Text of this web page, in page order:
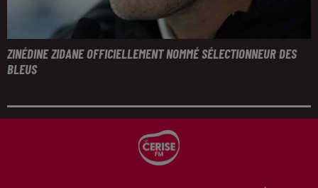
ZINÉDINE ZIDANE OFFICIELLEMENT NOMMÉ SÉLECTIONNEUR DES
BLEUS